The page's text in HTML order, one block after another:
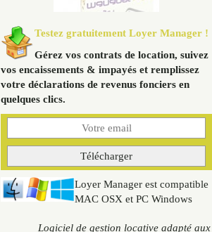
Testez gratuitement Loyer Manager !
Gérez vos contrats de location, suivez
vos encaissements & impayés et remplissez
votre déclarations de revenus fonciers en
quelques clics.
Loyer Manager est compatible
MAC OSX et PC Windows
Logiciel de gestion locative adapté aux